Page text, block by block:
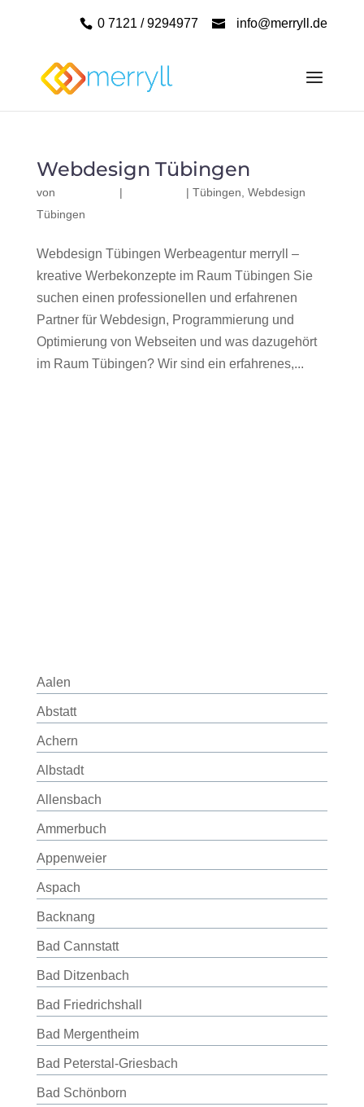
0 7121 / 9294977 info@merryll.de
Webdesign Tübingen
von | | Tübingen Webdesign
Tübingen
Webdesign Tübingen Werbeagentur merryll –
kreative Werbekonzepte im Raum Tübingen Sie
suchen einen professionellen und erfahrenen
Partner für Webdesign, Programmierung und
Optimierung von Webseiten und was dazugehört
im Raum Tübingen? Wir sind ein erfahrenes,...
Aalen
Abstatt
Achern
Albstadt
Allensbach
Ammerbuch
Appenweier
Aspach
Backnang
Bad Cannstatt
Bad Ditzenbach
Bad Friedrichshall
Bad Mergentheim
Bad Peterstal-Griesbach
Bad Schönborn